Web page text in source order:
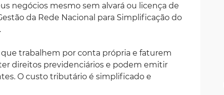
negócios mesmo sem alvará ou licença de
da Rede Nacional para Simplificação do
trabalhem por conta própria e faturem
direitos previdenciários e podem emitir
O custo tributário é simplificado e